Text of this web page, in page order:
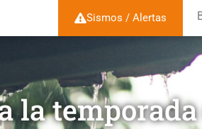
Sismos / Alertas
la